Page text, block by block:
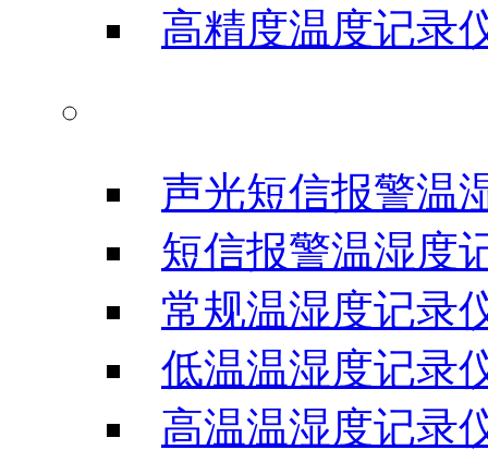
高精度温度记录
声光短信报警温
短信报警温湿度
常规温湿度记录
低温温湿度记录
高温温湿度记录